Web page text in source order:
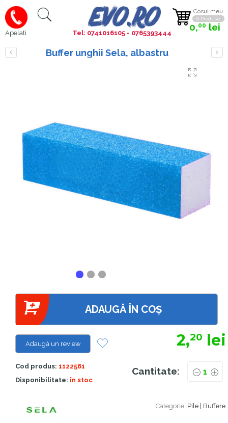
Apelati
Cosul meu
0 Produse
0,00 lei
Tel: 0741016105 - 0765393444
Buffer unghii Sela, albastru
Categorie: Pile | Buffere
ADAUGĂ ÎN COȘ
Cantitate:
Adaugă un review
Cod produs: 1122561
Disponibilitate: în stoc
2,20 lei